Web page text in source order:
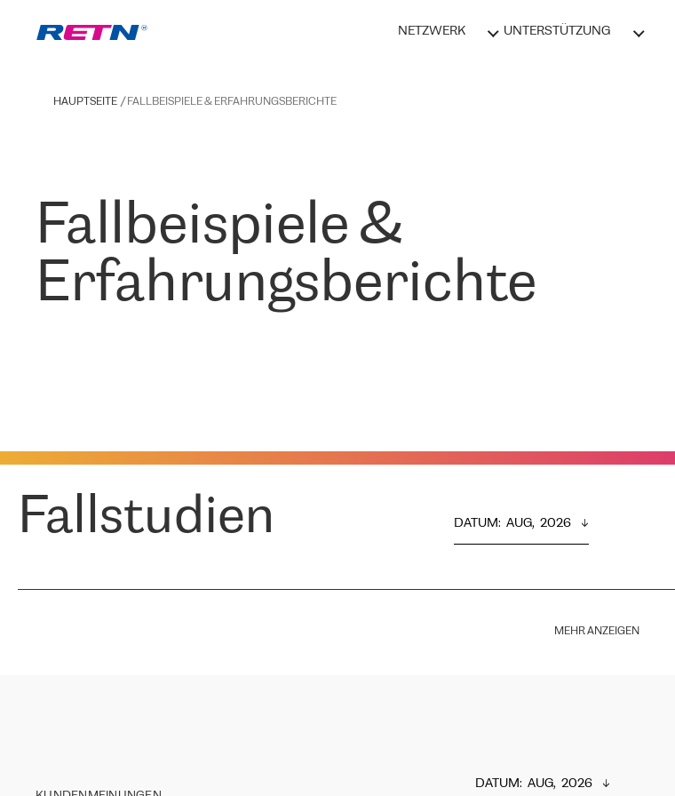
NETZWERK UNTERSTÜTZUNG
HAUPTSEITE FALLBEISPIELE & ERFAHRUNGSBERICHTE
Fallbeispiele &
Erfahrungsberichte
Fallstudien DATUM: AUG,  2026
MEHR ANZEIGEN
DATUM: AUG,  2026